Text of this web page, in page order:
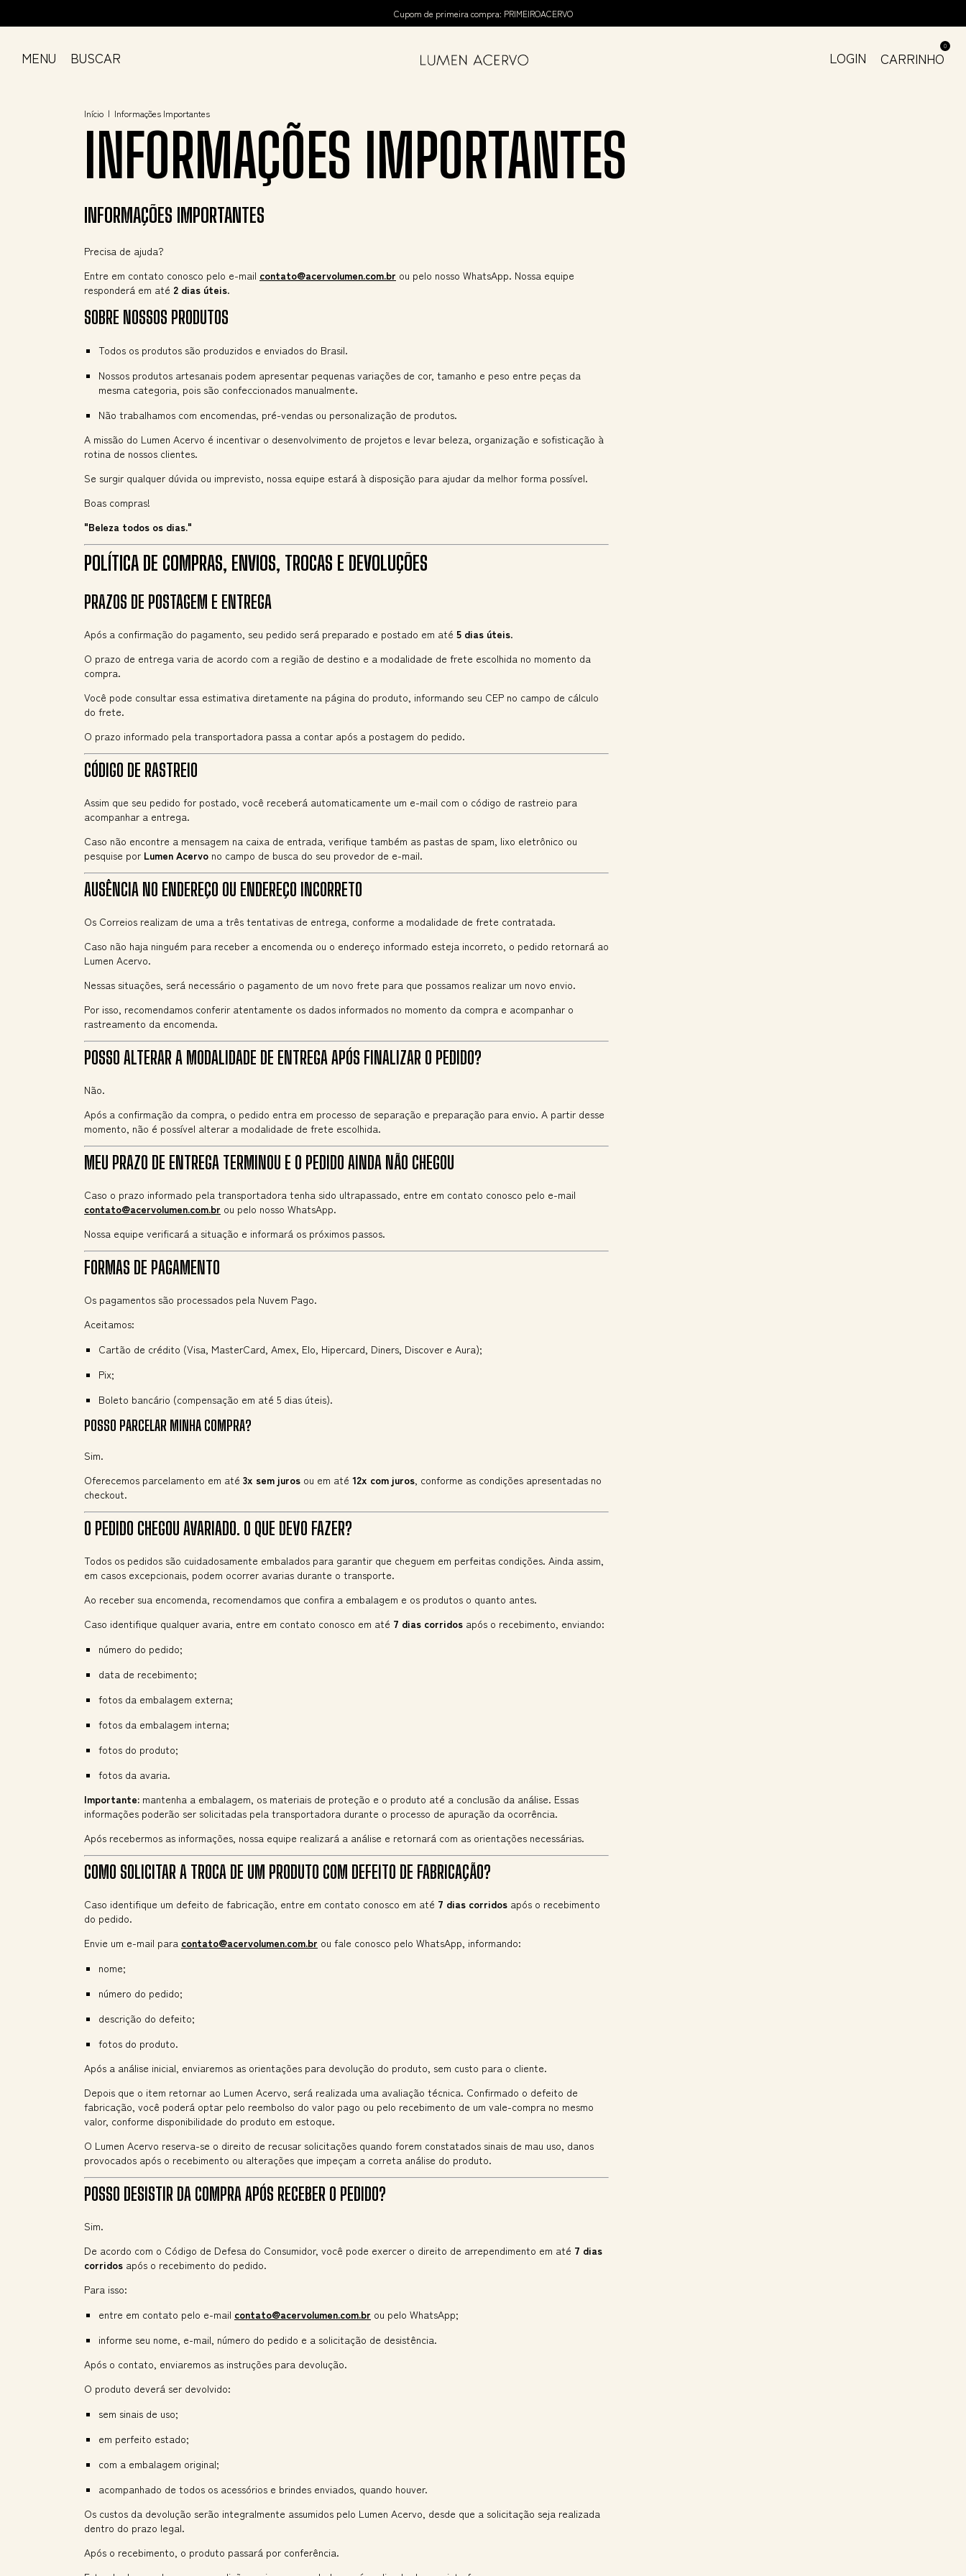
Cupom de primeira compra: PRIMEIROACERVO
MENU BUSCAR LOGIN CARRINHO
0
Início | Informações Importantes
INFORMAÇÕES IMPORTANTES
INFORMAÇÕES IMPORTANTES
Precisa de ajuda?
Entre em contato conosco pelo e-mail contato@acervolumen.com.br ou pelo nosso WhatsApp. Nossa equipe
responderá em até 2 dias úteis.
SOBRE NOSSOS PRODUTOS
Todos os produtos são produzidos e enviados do Brasil.
Nossos produtos artesanais podem apresentar pequenas variações de cor, tamanho e peso entre peças da
mesma categoria, pois são confeccionados manualmente.
Não trabalhamos com encomendas, pré-vendas ou personalização de produtos.
A missão do Lumen Acervo é incentivar o desenvolvimento de projetos e levar beleza, organização e sofisticação à
rotina de nossos clientes.
Se surgir qualquer dúvida ou imprevisto, nossa equipe estará à disposição para ajudar da melhor forma possível.
Boas compras!
"Beleza todos os dias."
POLÍTICA DE COMPRAS, ENVIOS, TROCAS E DEVOLUÇÕES
PRAZOS DE POSTAGEM E ENTREGA
Após a confirmação do pagamento, seu pedido será preparado e postado em até 5 dias úteis.
O prazo de entrega varia de acordo com a região de destino e a modalidade de frete escolhida no momento da
compra.
Você pode consultar essa estimativa diretamente na página do produto, informando seu CEP no campo de cálculo
do frete.
O prazo informado pela transportadora passa a contar após a postagem do pedido.
CÓDIGO DE RASTREIO
Assim que seu pedido for postado, você receberá automaticamente um e-mail com o código de rastreio para
acompanhar a entrega.
Caso não encontre a mensagem na caixa de entrada, verifique também as pastas de spam, lixo eletrônico ou
pesquise por Lumen Acervo no campo de busca do seu provedor de e-mail.
AUSÊNCIA NO ENDEREÇO OU ENDEREÇO INCORRETO
Os Correios realizam de uma a três tentativas de entrega, conforme a modalidade de frete contratada.
Caso não haja ninguém para receber a encomenda ou o endereço informado esteja incorreto, o pedido retornará ao
Lumen Acervo.
Nessas situações, será necessário o pagamento de um novo frete para que possamos realizar um novo envio.
Por isso, recomendamos conferir atentamente os dados informados no momento da compra e acompanhar o
rastreamento da encomenda.
POSSO ALTERAR A MODALIDADE DE ENTREGA APÓS FINALIZAR O PEDIDO?
Não.
Após a confirmação da compra, o pedido entra em processo de separação e preparação para envio. A partir desse
momento, não é possível alterar a modalidade de frete escolhida.
MEU PRAZO DE ENTREGA TERMINOU E O PEDIDO AINDA NÃO CHEGOU
Caso o prazo informado pela transportadora tenha sido ultrapassado, entre em contato conosco pelo e-mail
contato@acervolumen.com.br ou pelo nosso WhatsApp.
Nossa equipe verificará a situação e informará os próximos passos.
FORMAS DE PAGAMENTO
Os pagamentos são processados pela Nuvem Pago.
Aceitamos:
Cartão de crédito (Visa, MasterCard, Amex, Elo, Hipercard, Diners, Discover e Aura);
Pix;
Boleto bancário (compensação em até 5 dias úteis).
POSSO PARCELAR MINHA COMPRA?
Sim.
Oferecemos parcelamento em até 3x sem juros ou em até 12x com juros, conforme as condições apresentadas no
checkout.
O PEDIDO CHEGOU AVARIADO. O QUE DEVO FAZER?
Todos os pedidos são cuidadosamente embalados para garantir que cheguem em perfeitas condições. Ainda assim,
em casos excepcionais, podem ocorrer avarias durante o transporte.
Ao receber sua encomenda, recomendamos que confira a embalagem e os produtos o quanto antes.
Caso identifique qualquer avaria, entre em contato conosco em até 7 dias corridos após o recebimento, enviando:
número do pedido;
data de recebimento;
fotos da embalagem externa;
fotos da embalagem interna;
fotos do produto;
fotos da avaria.
Importante: mantenha a embalagem, os materiais de proteção e o produto até a conclusão da análise. Essas
informações poderão ser solicitadas pela transportadora durante o processo de apuração da ocorrência.
Após recebermos as informações, nossa equipe realizará a análise e retornará com as orientações necessárias.
COMO SOLICITAR A TROCA DE UM PRODUTO COM DEFEITO DE FABRICAÇÃO?
Caso identifique um defeito de fabricação, entre em contato conosco em até 7 dias corridos após o recebimento
do pedido.
Envie um e-mail para contato@acervolumen.com.br ou fale conosco pelo WhatsApp, informando:
nome;
número do pedido;
descrição do defeito;
fotos do produto.
Após a análise inicial, enviaremos as orientações para devolução do produto, sem custo para o cliente.
Depois que o item retornar ao Lumen Acervo, será realizada uma avaliação técnica. Confirmado o defeito de
fabricação, você poderá optar pelo reembolso do valor pago ou pelo recebimento de um vale-compra no mesmo
valor, conforme disponibilidade do produto em estoque.
O Lumen Acervo reserva-se o direito de recusar solicitações quando forem constatados sinais de mau uso, danos
provocados após o recebimento ou alterações que impeçam a correta análise do produto.
POSSO DESISTIR DA COMPRA APÓS RECEBER O PEDIDO?
Sim.
De acordo com o Código de Defesa do Consumidor, você pode exercer o direito de arrependimento em até 7 dias
corridos após o recebimento do pedido.
Para isso:
entre em contato pelo e-mail contato@acervolumen.com.br ou pelo WhatsApp;
informe seu nome, e-mail, número do pedido e a solicitação de desistência.
Após o contato, enviaremos as instruções para devolução.
O produto deverá ser devolvido:
sem sinais de uso;
em perfeito estado;
com a embalagem original;
acompanhado de todos os acessórios e brindes enviados, quando houver.
Os custos da devolução serão integralmente assumidos pelo Lumen Acervo, desde que a solicitação seja realizada
dentro do prazo legal.
Após o recebimento, o produto passará por conferência.